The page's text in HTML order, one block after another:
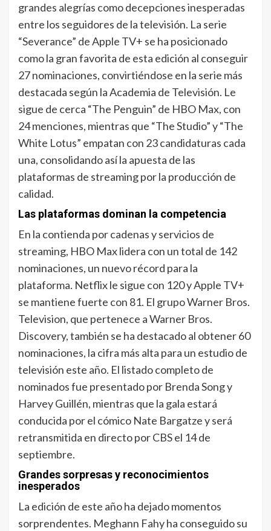
grandes alegrías como decepciones inesperadas
entre los seguidores de la televisión. La serie
“Severance” de Apple TV+ se ha posicionado
como la gran favorita de esta edición al conseguir
27 nominaciones, convirtiéndose en la serie más
destacada según la Academia de Televisión. Le
sigue de cerca “The Penguin” de HBO Max, con
24 menciones, mientras que “The Studio” y “The
White Lotus” empatan con 23 candidaturas cada
una, consolidando así la apuesta de las
plataformas de streaming por la producción de
calidad.
Las plataformas dominan la competencia
En la contienda por cadenas y servicios de
streaming, HBO Max lidera con un total de 142
nominaciones, un nuevo récord para la
plataforma. Netflix le sigue con 120 y Apple TV+
se mantiene fuerte con 81. El grupo Warner Bros.
Television, que pertenece a Warner Bros.
Discovery, también se ha destacado al obtener 60
nominaciones, la cifra más alta para un estudio de
televisión este año. El listado completo de
nominados fue presentado por Brenda Song y
Harvey Guillén, mientras que la gala estará
conducida por el cómico Nate Bargatze y será
retransmitida en directo por CBS el 14 de
septiembre.
Grandes sorpresas y reconocimientos
inesperados
La edición de este año ha dejado momentos
sorprendentes. Meghann Fahy ha conseguido su